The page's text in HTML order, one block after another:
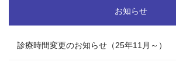
お知らせ
診療時間変更のお知らせ（25年11月～）